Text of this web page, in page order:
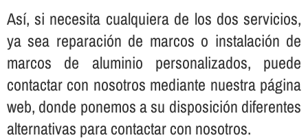
Así­, si necesita cualquiera de los dos servicios,
ya sea reparación de marcos o instalación de
marcos de aluminio personalizados, puede
contactar con nosotros mediante nuestra página
web, donde ponemos a su disposición diferentes
alternativas para contactar con nosotros.